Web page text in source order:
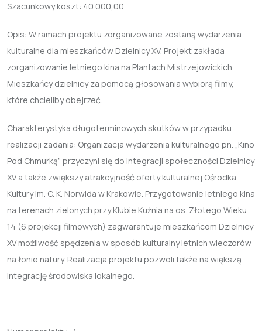
Szacunkowy koszt: 40 000,00
Opis: W ramach projektu zorganizowane zostaną wydarzenia
kulturalne dla mieszkańców Dzielnicy XV. Projekt zakłada
zorganizowanie letniego kina na Plantach Mistrzejowickich.
Mieszkańcy dzielnicy za pomocą głosowania wybiorą filmy,
które chcieliby obejrzeć.
Charakterystyka długoterminowych skutków w przypadku
realizacji zadania: Organizacja wydarzenia kulturalnego pn. „Kino
Pod Chmurką” przyczyni się do integracji społeczności Dzielnicy
XV a także zwiększy atrakcyjność oferty kulturalnej Ośrodka
Kultury im. C. K. Norwida w Krakowie. Przygotowanie letniego kina
na terenach zielonych przy Klubie Kuźnia na os. Złotego Wieku
14 (6 projekcji filmowych) zagwarantuje mieszkańcom Dzielnicy
XV możliwość spędzenia w sposób kulturalny letnich wieczorów
na łonie natury. Realizacja projektu pozwoli także na większą
integrację środowiska lokalnego.